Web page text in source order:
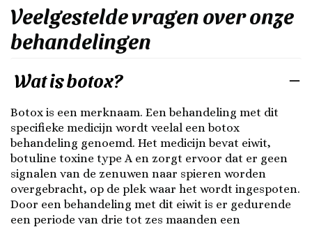
Veelgestelde vragen over onze
behandelingen
Wat is botox?
Botox is een merknaam. Een behandeling met dit
specifieke medicijn wordt veelal een botox
behandeling genoemd. Het medicijn bevat eiwit,
botuline toxine type A en zorgt ervoor dat er geen
signalen van de zenuwen naar spieren worden
overgebracht, op de plek waar het wordt ingespoten.
Door een behandeling met dit eiwit is er gedurende
een periode van drie tot zes maanden een